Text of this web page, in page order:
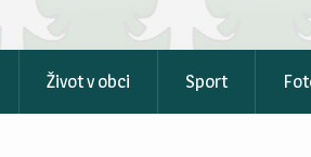
Život v obci Sport